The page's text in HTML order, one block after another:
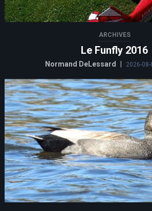
ARCHIVES
Le Funfly 2016
Normand DeLessard | 2026-